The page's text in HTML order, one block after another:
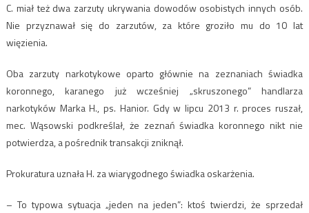
C. miał też dwa zarzuty ukrywania dowodów osobistych innych osób.
Nie przyznawał się do zarzutów, za które groziło mu do 10 lat
więzienia.
Oba zarzuty narkotykowe oparto głównie na zeznaniach świadka
koronnego, karanego już wcześniej „skruszonego” handlarza
narkotyków Marka H., ps. Hanior. Gdy w lipcu 2013 r. proces ruszał,
mec. Wąsowski podkreślał, że zeznań świadka koronnego nikt nie
potwierdza, a pośrednik transakcji zniknął.
Prokuratura uznała H. za wiarygodnego świadka oskarżenia.
– To typowa sytuacja „jeden na jeden”: ktoś twierdzi, że sprzedał